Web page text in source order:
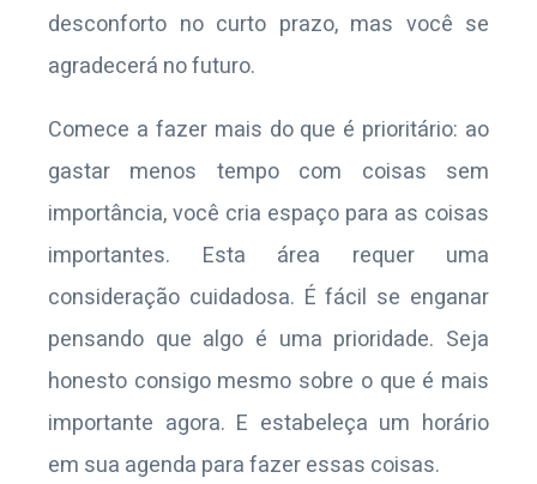
desconforto no curto prazo, mas você se
agradecerá no futuro.
Comece a fazer mais do que é prioritário: ao
gastar menos tempo com coisas sem
importância, você cria espaço para as coisas
importantes. Esta área requer uma
consideração cuidadosa. É fácil se enganar
pensando que algo é uma prioridade. Seja
honesto consigo mesmo sobre o que é mais
importante agora. E estabeleça um horário
em sua agenda para fazer essas coisas.